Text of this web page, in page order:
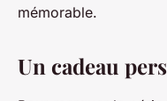
mémorable.
Un cadeau